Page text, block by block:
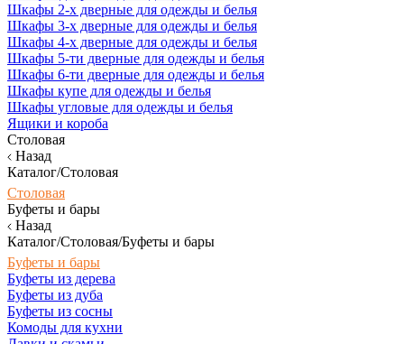
Шкафы 2-х дверные для одежды и белья
Шкафы 3-х дверные для одежды и белья
Шкафы 4-х дверные для одежды и белья
Шкафы 5-ти дверные для одежды и белья
Шкафы 6-ти дверные для одежды и белья
Шкафы купе для одежды и белья
Шкафы угловые для одежды и белья
Ящики и короба
Столовая
Назад
Каталог/Столовая
Столовая
Буфеты и бары
Назад
Каталог/Столовая/Буфеты и бары
Буфеты и бары
Буфеты из дерева
Буфеты из дуба
Буфеты из сосны
Комоды для кухни